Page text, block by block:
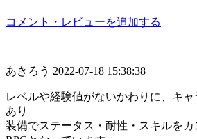
コメント・レビューを追加する
あきろう 2022-07-18 15:38:38
レベルや経験値がないかわりに、キ
あり
装備でステータス・耐性・スキルをカ